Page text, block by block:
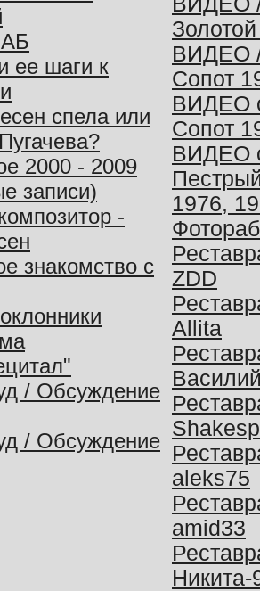
АБ
ее шаги к
спела или
2000 - 2009
записи)
-
знакомство с
/ Обсуждение
/ Обсуждение
ВИДЕО
Сопот
ВИДЕО
Сопот
ВИДЕО
1976,
ZDD
Allita
aleks75
amid33
Никита-